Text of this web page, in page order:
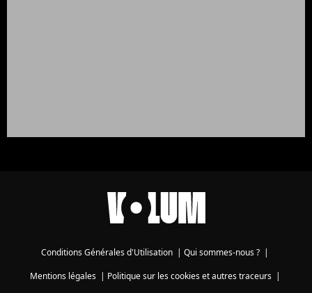
Conditions Générales d'Utilisation | Qui sommes-nous ? |
Mentions légales| Politique sur les cookies et autres traceurs|